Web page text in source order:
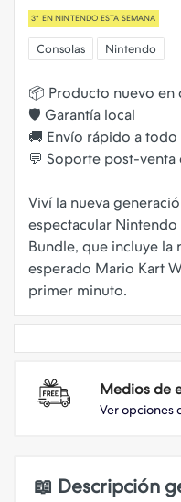
3° EN NINTENDO ESTA SEMANA
Consolas Nintendo
📦 Producto nuevo en
🛡️ Garantía local
🚚 Envío rápido a todo
💬 Soporte post-venta
Viví la nueva
espectacular
Bundle, que incluye la
esperado Mario Kart
Medios de
Ver opciones
📖 Descripción